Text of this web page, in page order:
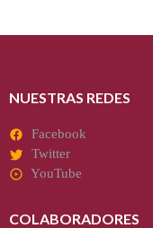
NUESTRAS REDES
Facebook
Twitter
YouTube
COLABORADORES